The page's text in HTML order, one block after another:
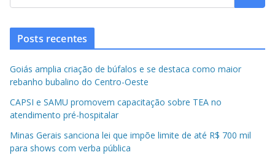
Posts recentes
Goiás amplia criação de búfalos e se destaca como maior
rebanho bubalino do Centro-Oeste
CAPSI e SAMU promovem capacitação sobre TEA no
atendimento pré-hospitalar
Minas Gerais sanciona lei que impõe limite de até R$ 700 mil
para shows com verba pública